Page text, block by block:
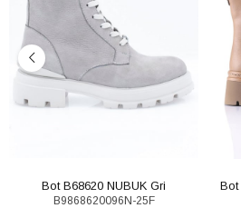
Bot B68620 NUBUK Gri
B9868620096N-25F
Bot